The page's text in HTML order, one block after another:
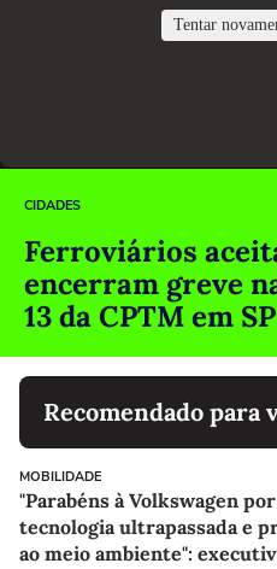
CIDADES
Ferroviários
encerram greve
13 da CPTM em SP
Recomendado para
MOBILIDADE
"Parabéns à Volkswagen
tecnologia ultrapassada e
ao meio ambiente":